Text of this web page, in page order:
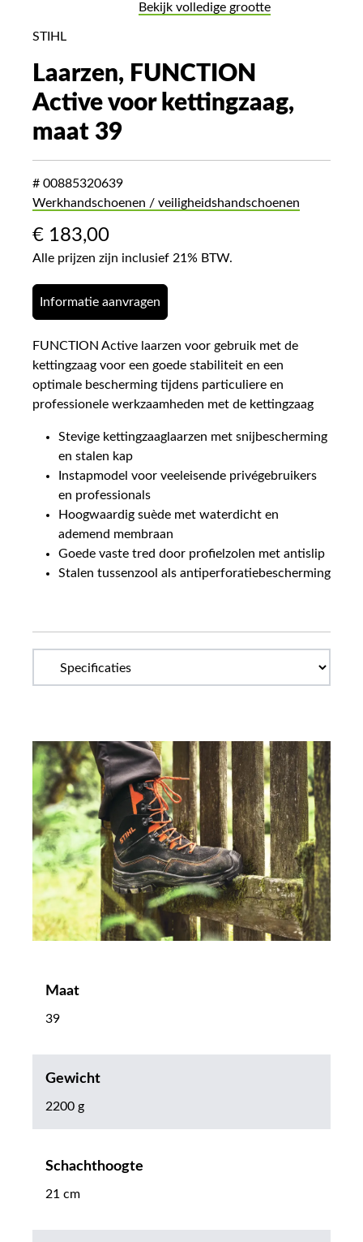
Bekijk volledige grootte
STIHL
Laarzen, FUNCTION
Active voor kettingzaag,
maat 39
# 00885320639
Werkhandschoenen / veiligheidshandschoenen
€ 183,00
Alle prijzen zijn inclusief 21% BTW.
Informatie aanvragen
FUNCTION Active laarzen voor gebruik met de
kettingzaag voor een goede stabiliteit en een
optimale bescherming tijdens particuliere en
professionele werkzaamheden met de kettingzaag
Stevige kettingzaaglaarzen met snijbescherming
en stalen kap
Instapmodel voor veeleisende privégebruikers
en professionals
Hoogwaardig suède met waterdicht en
ademend membraan
Goede vaste tred door profielzolen met antislip
Stalen tussenzool als antiperforatiebescherming
Maat
39
Gewicht
2200 g
Schachthoogte
21 cm